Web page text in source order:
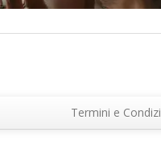
Termini e